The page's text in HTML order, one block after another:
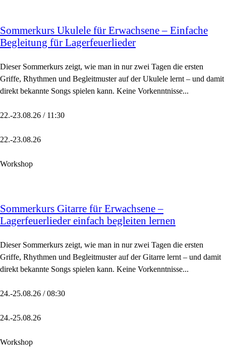
Sommerkurs Ukulele für Erwachsene – Einfache
Begleitung für Lagerfeuerlieder
Dieser Sommerkurs zeigt, wie man in nur zwei Tagen die ersten
Griffe, Rhythmen und Begleitmuster auf der Ukulele lernt – und damit
direkt bekannte Songs spielen kann. Keine Vorkenntnisse...
22.-23.08.26 / 11:30
22.-23.08.26
Workshop
Sommerkurs Gitarre für Erwachsene –
Lagerfeuerlieder einfach begleiten lernen
Dieser Sommerkurs zeigt, wie man in nur zwei Tagen die ersten
Griffe, Rhythmen und Begleitmuster auf der Gitarre lernt – und damit
direkt bekannte Songs spielen kann. Keine Vorkenntnisse...
24.-25.08.26 / 08:30
24.-25.08.26
Workshop